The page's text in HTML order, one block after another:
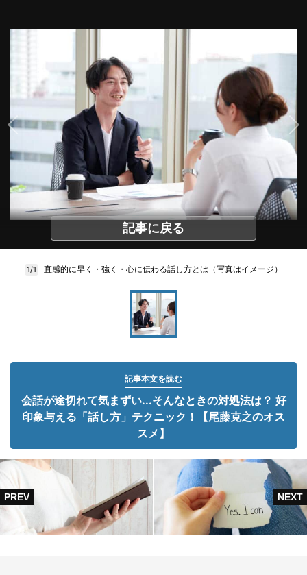
記事に戻る
1/1 直感的に早く・強く・心に伝わる話し方とは（写真はイメージ）
記事本文を読む
会話が途切れて気まずい...そんなときの対処法は？ 好
印象与える「話し方」テクニック！【尾藤克之のオス
スメ】